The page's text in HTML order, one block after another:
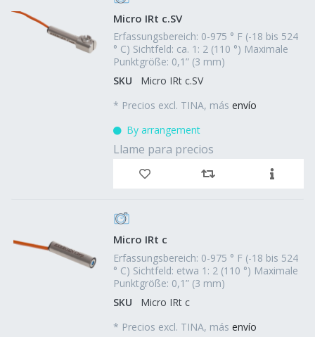
Micro IRt c.SV
Erfassungsbereich: 0-975 ° F (-18 bis 524
° C) Sichtfeld: ca. 1: 2 (110 °) Maximale
Punktgröße: 0,1” (3 mm)
SKU
Micro IRt c.SV
* Precios excl. TINA, más envío
By arrangement
Llame para precios
Micro IRt c
Erfassungsbereich: 0-975 ° F (-18 bis 524
° C) Sichtfeld: etwa 1: 2 (110 °) Maximale
Punktgröße: 0,1” (3 mm)
SKU
Micro IRt c
* Precios excl. TINA, más envío